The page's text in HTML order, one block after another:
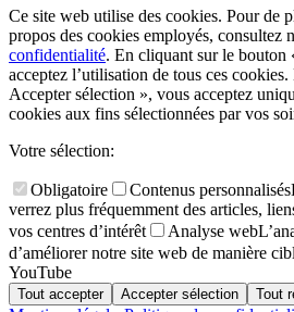
Ce site web utilise des cookies. Pour de
propos des cookies employés, consultez
confidentialité. En cliquant sur le bouton
acceptez l’utilisation de tous ces
Accepter sélection », vous acceptez
cookies aux fins sélectionnées par vos
Votre sélection:
Obligatoire Contenus personnalisés
verrez plus fréquemment des articles,
vos centres d’intérêt
Analyse web
d’améliorer notre site web de manière
YouTube
Tout accepter Accepter sélection Tout